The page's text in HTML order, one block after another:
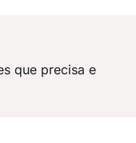
que precisa e